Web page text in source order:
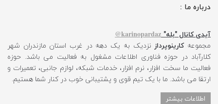
درباره ما :
آیدی کانال "بله" karinopardaz@
مجموعهکارینوپرداز نزدیک به یک دهه در غرب استان مازندران شهر
کلارآباد در حوزه فناوری اطلاعات مشغول به فعالیت می باشد. حوزه
فعالیت ما سخت افزار، نرم افزار، خدمات شبکه، لوازم جانبی، تعمیرات و
ارتقا می باشد. ما با یک تیم قوی و پشتیبانی خوب در کنار شما هستیم.
اطلاعات بیشتر